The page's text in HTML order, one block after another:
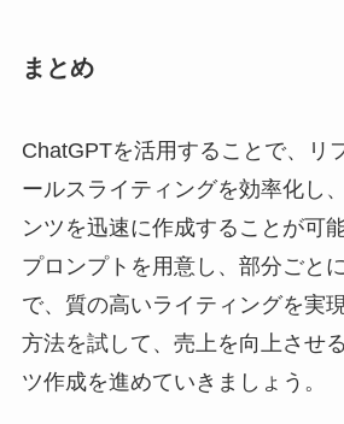
まとめ
ChatGPTを活用することで、リ
ールスライティングを効率化し
ンツを迅速に作成することが可
プロンプトを用意し、部分ごと
で、質の高いライティングを実
方法を試して、売上を向上させ
ツ作成を進めていきましょう。